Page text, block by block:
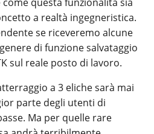
a realtà ingegneristica.
se riceveremo alcune
di funzione salvataggio
sul reale posto di lavoro.
a 3 eliche sarà mai
parte degli utenti di
Ma per quelle rare